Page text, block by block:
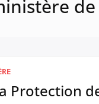
Protection